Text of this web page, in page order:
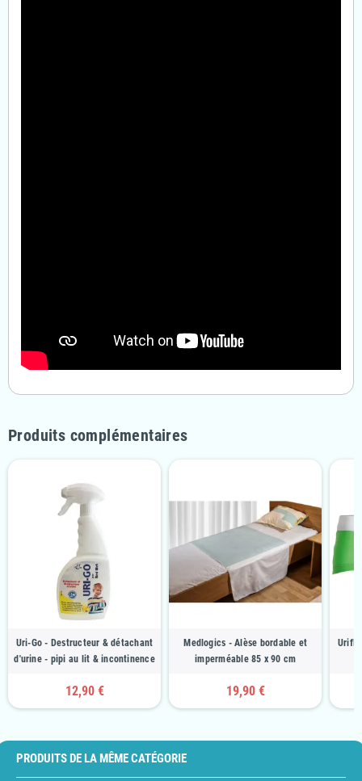
Produits complémentaires
Uri-Go - Destructeur & détachant
d'urine - pipi au lit & incontinence
12,90 €
Medlogics - Alèse bordable et
imperméable 85 x 90 cm
19,90 €
PRODUITS DE LA MÊME CATÉGORIE